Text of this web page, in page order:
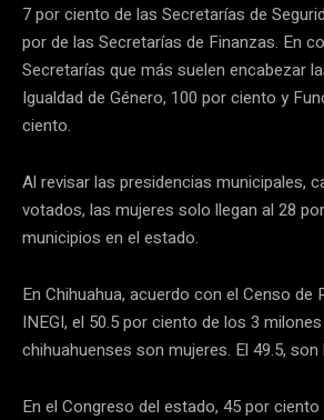
7 por ciento de las Secretarías de
por de las Secretarías de Finanzas. En
Secretarías que más suelen encabezar
Igualdad de Género, 100 por ciento y
ciento.
Al revisar las presidencias municipales,
votados, las mujeres solo llegan al 28
municipios en el estado.
En Chihuahua, acuerdo con el Censo de
INEGI, el 50.5 por ciento de los 3
chihuahuenses son mujeres. El 49.5,
En el Congreso del estado, 45 por